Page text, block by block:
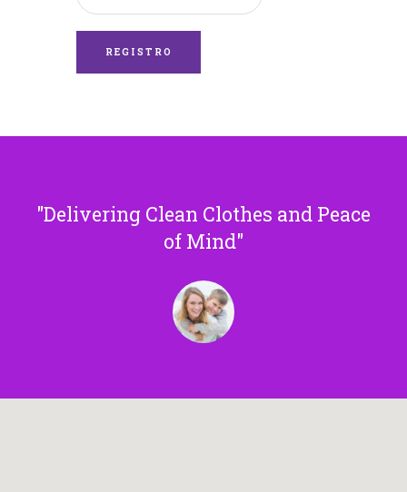
Delivering Clean Clothes and Peace
of Mind